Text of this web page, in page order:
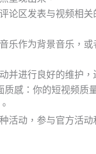
论区发表与视频相
乐作为背景音乐，
并进行良好的维护
感：你的短视频质
活动，参与官方活